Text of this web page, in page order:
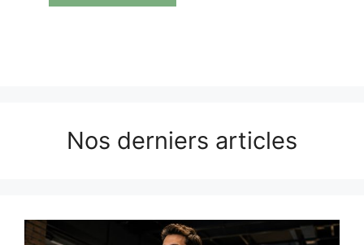
Nos derniers articles